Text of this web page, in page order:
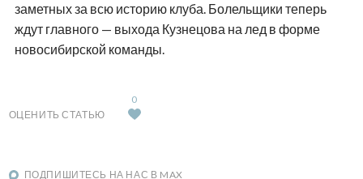
заметных за всю историю клуба. Болельщики теперь
ждут главного — выхода Кузнецова на лед в форме
новосибирской команды.
ОЦЕНИТЬ СТАТЬЮ
0
ПОДПИШИТЕСЬ НА НАС В MAX